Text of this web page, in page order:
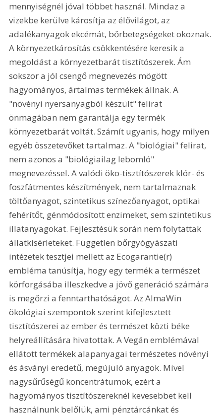
mennyiségnél jóval többet használ. Mindaz a
vizekbe kerülve károsítja az élővilágot, az
adalékanyagok ekcémát, bőrbetegségeket okoznak.
A környezetkárosítás csökkentésére keresik a
megoldást a környezetbarát tisztítószerek. Ám
sokszor a jól csengő megnevezés mögött
hagyományos, ártalmas termékek állnak. A
"növényi nyersanyagból készült" felirat
önmagában nem garantálja egy termék
környezetbarát voltát. Számít ugyanis, hogy milyen
egyéb összetevőket tartalmaz. A "biológiai" felirat,
nem azonos a "biológiailag lebomló"
megnevezéssel. A valódi öko-tisztítószerek klór- és
foszfátmentes készítmények, nem tartalmaznak
töltőanyagot, szintetikus színezőanyagot, optikai
fehérítőt, génmódosított enzimeket, sem szintetikus
illatanyagokat. Fejlesztésük során nem folytattak
állatkísérleteket. Független bőrgyógyászati
intézetek tesztjei mellett az Ecogarantie(r)
embléma tanúsítja, hogy egy termék a természet
körforgásába illeszkedve a jövő generáció számára
is megőrzi a fenntarthatóságot. Az AlmaWin
ökológiai szempontok szerint kifejlesztett
tisztítószerei az ember és természet közti béke
helyreállítására hivatottak. A Vegán emblémával
ellátott termékek alapanyagai természetes növényi
és ásványi eredetű, megújuló anyagok. Mivel
nagysűrűségű koncentrátumok, ezért a
hagyományos tisztítószereknél kevesebbet kell
használnunk belőlük, ami pénztárcánkat és